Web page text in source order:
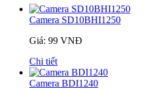
Camera SD10BHI1250
Giá: 99 VNĐ
Chi tiết
Camera BDI1240